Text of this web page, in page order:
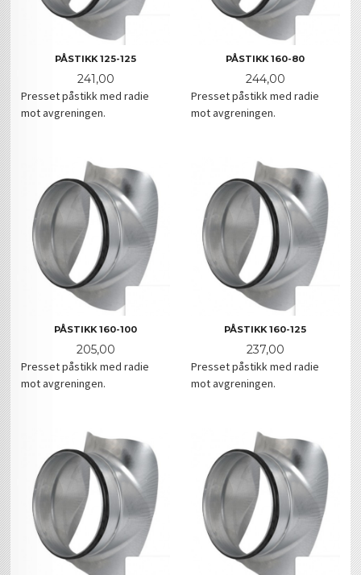
PÅSTIKK 125-125
Pris
241,00
Presset påstikk med radie
mot avgreningen.
PÅSTIKK 160-80
Pris
244,00
Presset påstikk med radie
mot avgreningen.
PÅSTIKK 160-100
Pris
205,00
Presset påstikk med radie
mot avgreningen.
PÅSTIKK 160-125
Pris
237,00
Presset påstikk med radie
mot avgreningen.